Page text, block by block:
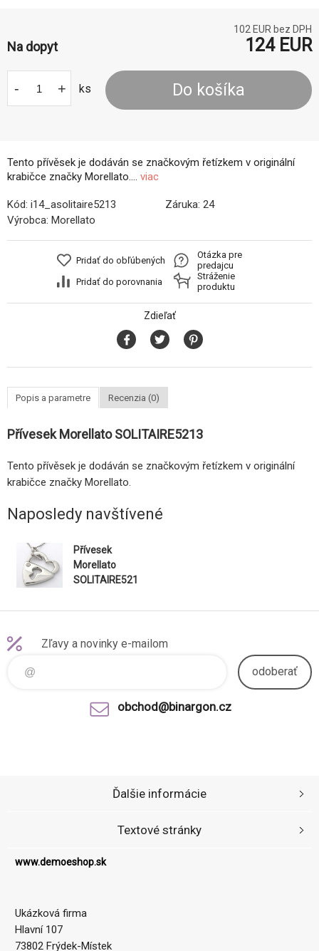
Tento přívěsek je dodáván se značkovým řetízkem v originální
krabičce značky Morellato.... viac
102 EUR bez DPH
Na dopyt 124EUR
- + ks Do košíka
Kód: i14_asolitaire5213 Záruka: 24
Výrobca: Morellato
Pridať do obľúbených
Pridať do porovnania
Otázka pre
predajcu
Stráženie
produktu
Zdieľať
Popis a parametre Recenzia (0)
Přívesek Morellato SOLITAIRE5213
Tento přívěsek je dodáván se značkovým řetízkem v originální
krabičce značky Morellato.
Naposledy navštívené
Přívesek
Morellato
SOLITAIRE521
Zľavy a novinky e-mailom
odoberať
obchod@binargon.cz
www.demoeshop.sk
Ukázková firma
Hlavní 107
73802 Frýdek-Místek
Ďalšie informácie
Textové stránky